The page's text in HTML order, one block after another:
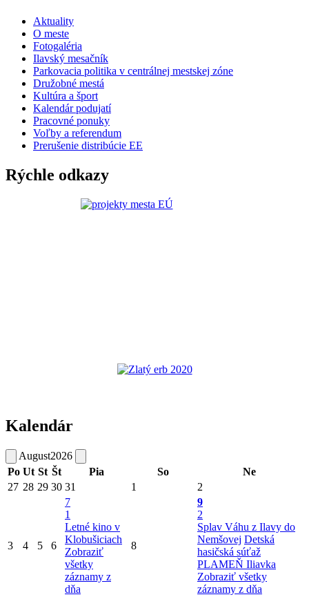
Aktuality
O meste
Fotogaléria
Ilavský mesačník
Parkovacia politika v centrálnej mestskej zóne
Družobné mestá
Kultúra a šport
Kalendár podujatí
Pracovné ponuky
Voľby a referendum
Prerušenie distribúcie EE
Rýchle odkazy
Kalendár
August2026
Po Ut St Št Pia So
Ne
27 28 29 30 31 1 2
3 4 5 6
7
1
Letné kino v
Klobušiciach
Zobraziť
všetky
záznamy z
dňa
8
9
2
Splav Váhu z Ilavy do
Nemšovej Detská
hasičská súťaž
PLAMEŇ Iliavka
Zobraziť všetky
záznamy z dňa